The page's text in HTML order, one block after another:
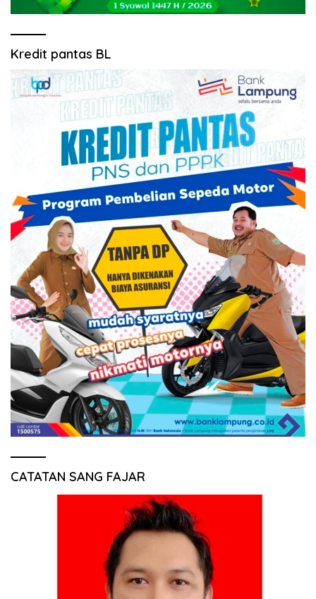
Kredit pantas BL
CATATAN SANG FAJAR